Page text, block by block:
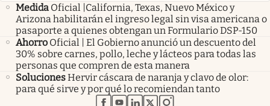
Medida Oficial |California, Texas, Nuevo México y
Arizona habilitarán el ingreso legal sin visa americana o
pasaporte a quienes obtengan un Formulario DSP-150
Ahorro Oficial | El Gobierno anunció un descuento del
30% sobre carnes, pollo, leche y lácteos para todas las
personas que compren de esta manera
SolucionesHervir cáscara de naranja y clavo de olor:
para qué sirve y por qué lo recomiendan tanto
abre en nueva pestaña
abre en nueva pestaña
abre en nueva pestaña
abre en nueva pestaña
abre en nueva pestaña